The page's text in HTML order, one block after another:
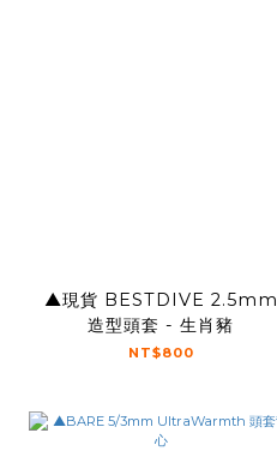
▲現貨 BESTDIVE 2.5mm
造型頭套 - 生肖豬
NT$800